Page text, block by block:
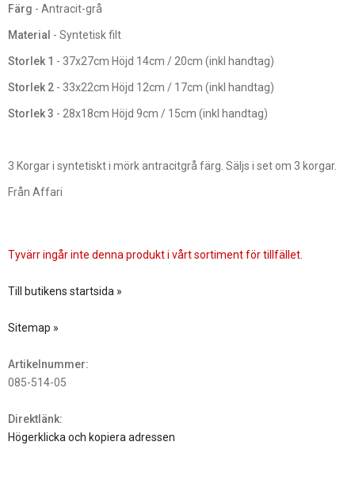
Färg - Antracit-grå
Material - Syntetisk filt
Storlek 1 - 37x27cm Höjd 14cm / 20cm (inkl handtag)
Storlek 2 - 33x22cm Höjd 12cm / 17cm (inkl handtag)
Storlek 3 - 28x18cm Höjd 9cm / 15cm (inkl handtag)
3 Korgar i syntetiskt i mörk antracitgrå färg. Säljs i set om 3 korgar.
Från Affari
Tyvärr ingår inte denna produkt i vårt sortiment för tillfället.
Till butikens startsida »
Sitemap »
Artikelnummer:
085-514-05
Direktlänk:
Högerklicka och kopiera adressen